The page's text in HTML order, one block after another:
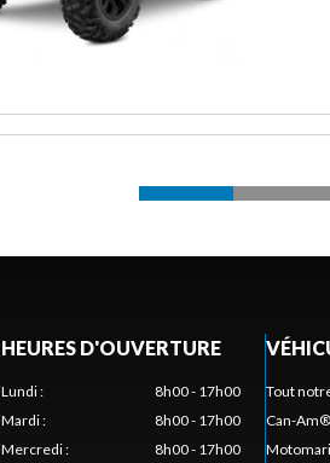
HEURES D'OUVERTURE
Lundi:
8h00 - 17h00
Mardi:
8h00 - 17h00
Mercredi: 8h00 - 17h00
Tout
Can-Am®